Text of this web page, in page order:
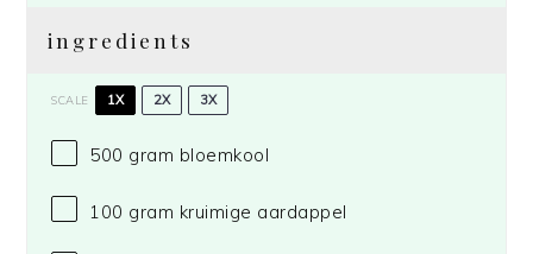
ingredients
SCALE 1X 2X 3X
500 gram bloemkool
100 gram kruimige aardappel